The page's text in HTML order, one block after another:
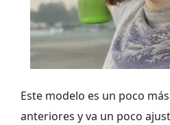
Este modelo es un poco
anteriores y va un poco